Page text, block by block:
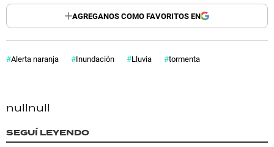
AGREGANOS COMO FAVORITOS EN
Alerta naranja Inundación Lluvia tormenta
nullnull
SEGUÍ LEYENDO